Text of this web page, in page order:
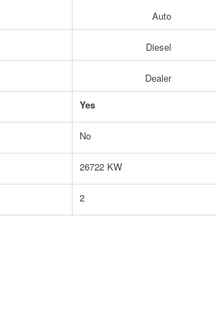
Auto
Diesel
Dealer
Yes
No
26722 KW
2